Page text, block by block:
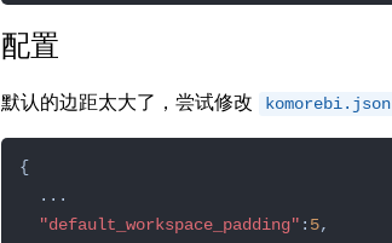
配置
默认的边距太大了，尝试修改 komorebi.json
"default_workspace_padding" : 5